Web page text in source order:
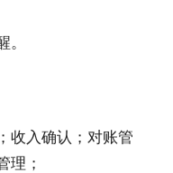
。
收入确认；对账管
理；